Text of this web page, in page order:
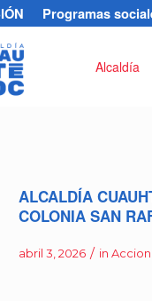
Programas
Alcaldía
ALCALDÍA
COLONIA SAN
abril 3, 2026 / in